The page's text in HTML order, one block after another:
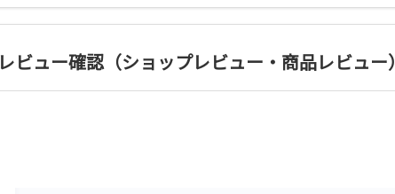
レビュー確認（ショップレビュー・商品レビュー）